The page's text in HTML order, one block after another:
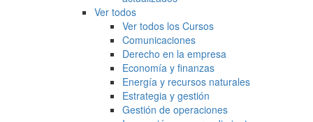
Ver todos
Ver todos los Cursos
Comunicaciones
Derecho en la empresa
Economía y finanzas
Energía y recursos naturales
Estrategia y gestión
Gestión de operaciones